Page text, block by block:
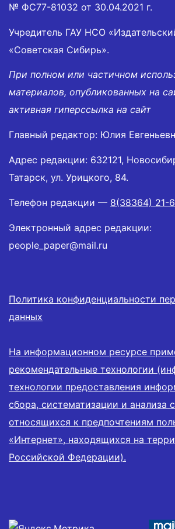
№ ФС77-81032 от 30.04.2021 г.
Учредитель ГАУ НСО
«Советская Сибирь».
При полном или частичном
материалов, опубликованных на
активная гиперссылка на сайт
Главный редактор: Юлия
Адрес редакции: 632121,
Татарск, ул. Урицкого, 84.
Телефон редакции — 8(38364) 21-
Электронный адрес редакции:
people_paper@mail.ru
Политика конфиденциальности
данных
На информационном ресурсе
рекомендательные технологии
технологии предоставления
сбора, систематизации и анализа
относящихся к предпочтениям
«Интернет», находящихся на
Российской Федерации).